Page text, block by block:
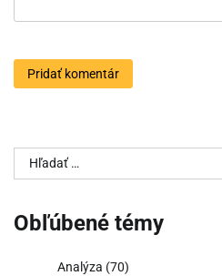
Hľadať:
Obľúbené témy
Analýza (70)